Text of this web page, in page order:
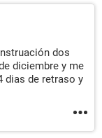
dos
diciembre y me
dias de retraso y